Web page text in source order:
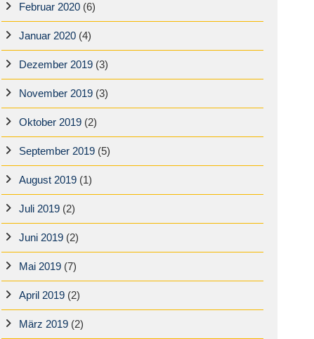
Februar 2020(6)
Januar 2020(4)
Dezember 2019(3)
November 2019(3)
Oktober 2019(2)
September 2019(5)
August 2019(1)
Juli 2019(2)
Juni 2019(2)
Mai 2019(7)
April 2019(2)
März 2019(2)